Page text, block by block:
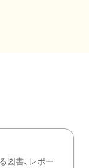
図書、レポー